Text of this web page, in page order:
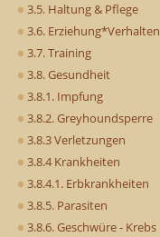
3.5. Haltung & Pflege
3.6. Erziehung*Verhalten
3.7. Training
3.8. Gesundheit
3.8.1. Impfung
3.8.2. Greyhoundsperre
3.8.3 Verletzungen
3.8.4 Krankheiten
3.8.4.1. Erbkrankheiten
3.8.5. Parasiten
3.8.6. Geschwüre - Krebs